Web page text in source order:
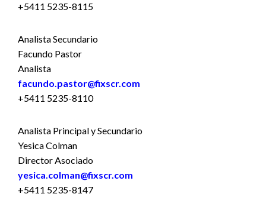
+5411 5235-8115
Analista Secundario
Facundo Pastor
Analista
facundo.pastor@fixscr.com
+5411 5235-8110
Analista Principal y Secundario
Yesica Colman
Director Asociado
yesica.colman@fixscr.com
+5411 5235-8147